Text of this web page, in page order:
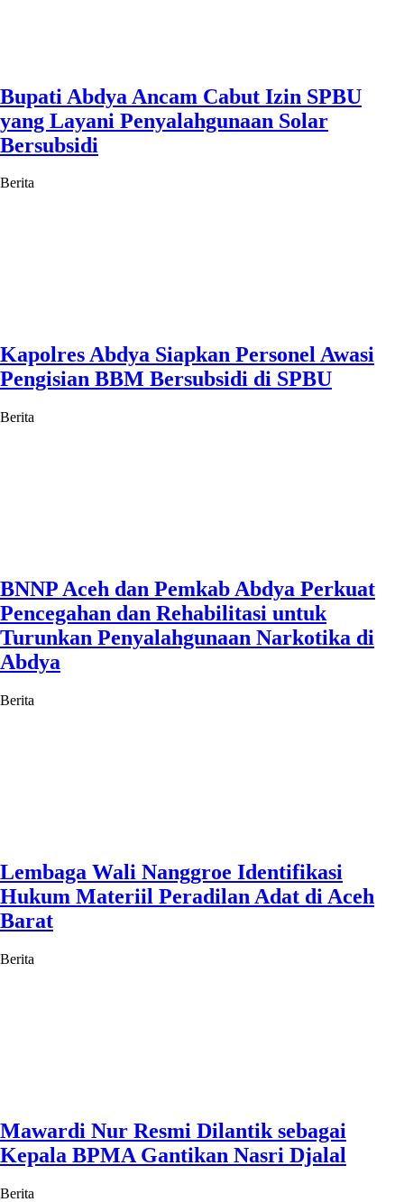
Bupati Abdya Ancam Cabut Izin SPBU
yang Layani Penyalahgunaan Solar
Bersubsidi
Berita
Kapolres Abdya Siapkan Personel Awasi
Pengisian BBM Bersubsidi di SPBU
Berita
BNNP Aceh dan Pemkab Abdya Perkuat
Pencegahan dan Rehabilitasi untuk
Turunkan Penyalahgunaan Narkotika di
Abdya
Berita
Lembaga Wali Nanggroe Identifikasi
Hukum Materiil Peradilan Adat di Aceh
Barat
Berita
Mawardi Nur Resmi Dilantik sebagai
Kepala BPMA Gantikan Nasri Djalal
Berita